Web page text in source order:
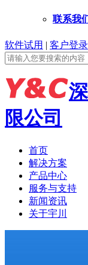
联系我
软件试用 | 客户登录
限公司
首页
解决方案
产品中心
服务与支持
新闻资讯
关于宇川